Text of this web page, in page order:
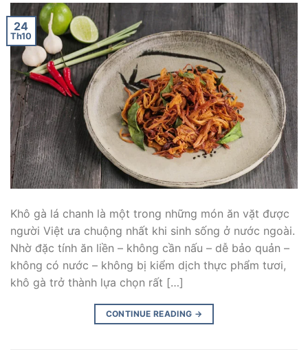
24
Th10
Khô gà lá chanh là một trong những món ăn vặt được
người Việt ưa chuộng nhất khi sinh sống ở nước ngoài.
Nhờ đặc tính ăn liền – không cần nấu – dễ bảo quản –
không có nước – không bị kiểm dịch thực phẩm tươi,
khô gà trở thành lựa chọn rất […]
CONTINUE READING →